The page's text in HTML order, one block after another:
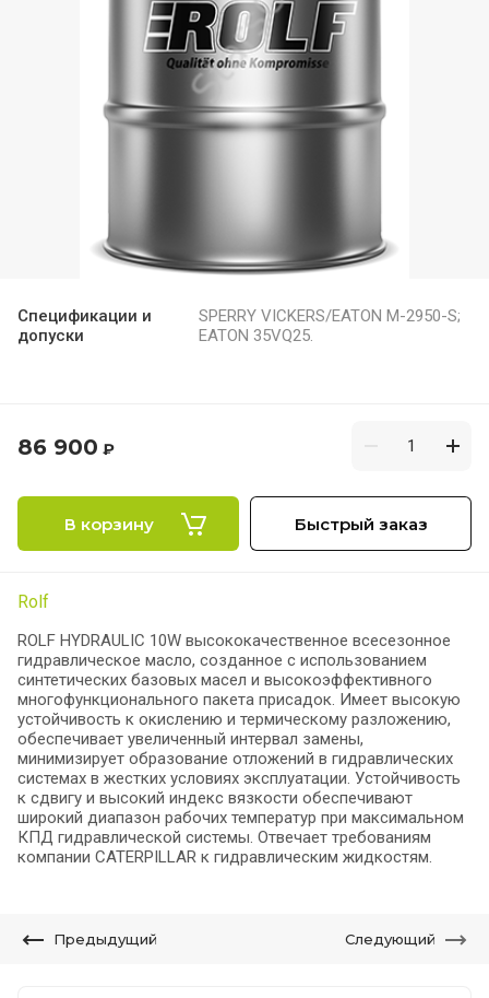
86 900 ₽
В корзину Быстрый заказ
Rolf
ROLF HYDRAULIC 10W высококачественное всесезонное
гидравлическое масло, созданное с использованием
синтетических базовых масел и высокоэффективного
многофункционального пакета присадок. Имеет высокую
устойчивость к окислению и термическому разложению,
обеспечивает увеличенный интервал замены,
минимизирует образование отложений в гидравлических
системах в жестких условиях эксплуатации. Устойчивость
к сдвигу и высокий индекс вязкости обеспечивают
широкий диапазон рабочих температур при максимальном
КПД гидравлической системы. Отвечает требованиям
компании CATERPILLAR к гидравлическим жидкостям.
Спецификации и
допуски
SPERRY VICKERS/EATON M-2950-S;
EATON 35VQ25.
Предыдущий Следующий